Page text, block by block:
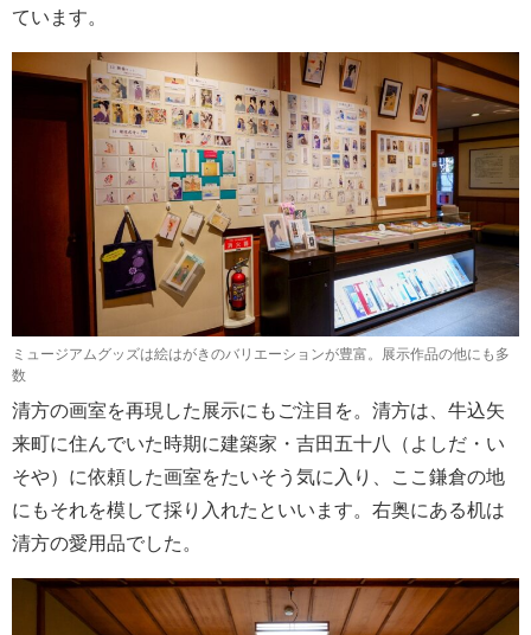
ています。
ミュージアムグッズは絵はがきのバリエーションが豊富。展示作品の他にも多
数
清方の画室を再現した展示にもご注目を。清方は、牛込矢
来町に住んでいた時期に建築家・吉田五十八（よしだ・い
そや）に依頼した画室をたいそう気に入り、ここ鎌倉の地
にもそれを模して採り入れたといいます。右奥にある机は
清方の愛用品でした。